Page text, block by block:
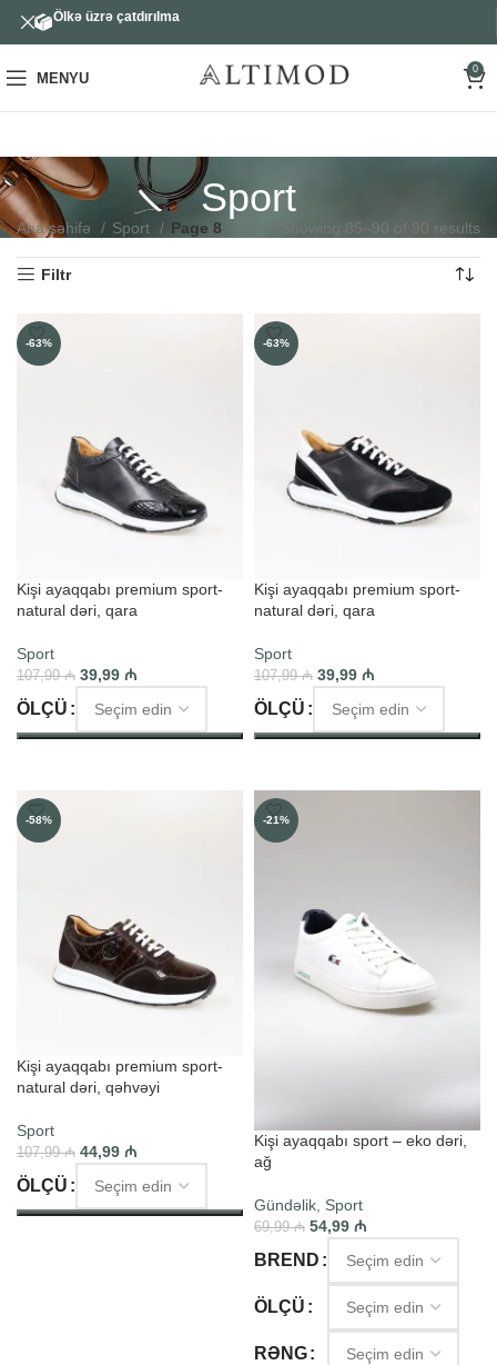
MENYU
0
Sport
Ana səhifə Sport Page 8 Showing 85–90 of 90 results
Filtr
-63%
Kişi ayaqqabı premium sport-
natural dəri, qara
Sport
107,99₼ 39,99 ₼
ÖLÇÜ
-63%
Kişi ayaqqabı premium sport-
natural dəri, qara
Sport
107,99₼ 39,99 ₼
ÖLÇÜ
-58%
Kişi ayaqqabı premium sport-
natural dəri, qəhvəyi
Sport
107,99₼ 44,99 ₼
ÖLÇÜ
-21%
Kişi ayaqqabı sport – eko dəri,
ağ
Gündəlik Sport
69,99₼ 54,99 ₼
BREND
ÖLÇÜ
RƏNG
Ölkə üzrə çatdırılma